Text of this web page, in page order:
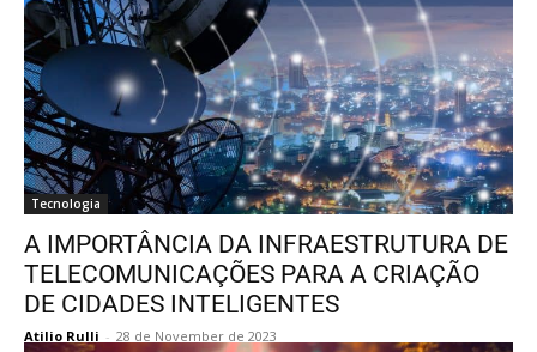
Tecnologia
A IMPORTÂNCIA DA INFRAESTRUTURA DE
TELECOMUNICAÇÕES PARA A CRIAÇÃO
DE CIDADES INTELIGENTES
Atilio Rulli - 28 de November de 2023